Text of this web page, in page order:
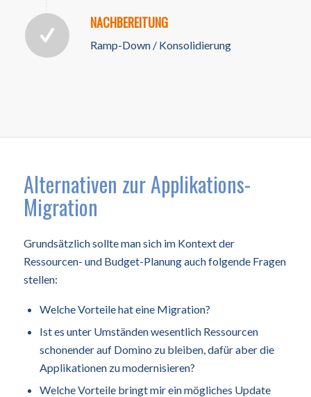
NACHBEREITUNG
Ramp-Down / Konsolidierung
Alternativen zur Applikations-
Migration
Grundsätzlich sollte man sich im Kontext der
Ressourcen- und Budget-Planung auch folgende Fragen
stellen:
Welche Vorteile hat eine Migration?
Ist es unter Umständen wesentlich Ressourcen
schonender auf Domino zu bleiben, dafür aber die
Applikationen zu modernisieren?
Welche Vorteile bringt mir ein mögliches Update